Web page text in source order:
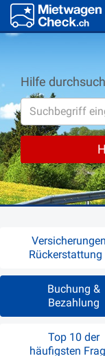
Hilfe
Rückerstattung
Buchung &
Bezahlung
Top 10 der
häufigsten